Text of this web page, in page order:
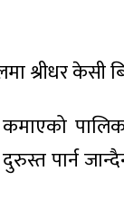
श्रीधर केसी
पार्न